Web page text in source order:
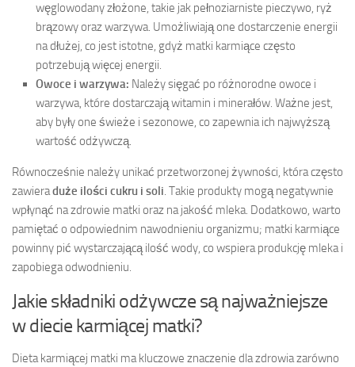
węglowodany złożone, takie jak pełnoziarniste pieczywo, ryż
brązowy oraz warzywa. Umożliwiają one dostarczenie energii
na dłużej, co jest istotne, gdyż matki karmiące często
potrzebują więcej energii.
Owoce i warzywa: Należy sięgać po różnorodne owoce i
warzywa, które dostarczają witamin i minerałów. Ważne jest,
aby były one świeże i sezonowe, co zapewnia ich najwyższą
wartość odżywczą.
Równocześnie należy unikać przetworzonej żywności, która często
zawieraduże ilości cukru i soli. Takie produkty mogą negatywnie
wpłynąć na zdrowie matki oraz na jakość mleka. Dodatkowo, warto
pamiętać o odpowiednim nawodnieniu organizmu; matki karmiące
powinny pić wystarczającą ilość wody, co wspiera produkcję mleka i
zapobiega odwodnieniu.
Jakie składniki odżywcze są najważniejsze
w diecie karmiącej matki?
Dieta karmiącej matki ma kluczowe znaczenie dla zdrowia zarówno